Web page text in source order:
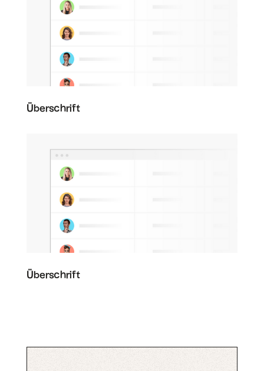
Überschrift
Überschrift